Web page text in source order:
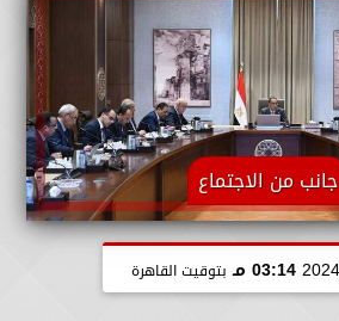
جانب من الاجتماع
03:14 مـ بتوقيت القاهرة